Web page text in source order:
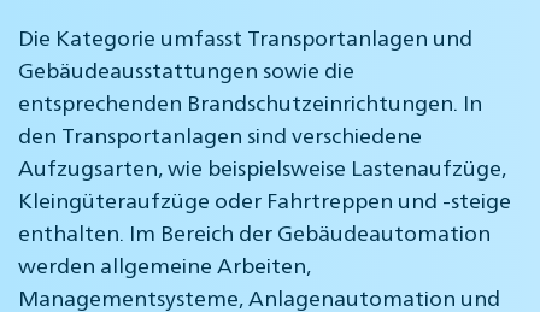
Die Kategorie umfasst Transportanlagen und
Gebäudeausstattungen sowie die
entsprechenden Brandschutzeinrichtungen. In
den Transportanlagen sind verschiedene
Aufzugsarten, wie beispielsweise Lastenaufzüge,
Kleingüteraufzüge oder Fahrtreppen und -steige
enthalten. Im Bereich der Gebäudeautomation
werden allgemeine Arbeiten,
Managementsysteme, Anlagenautomation und